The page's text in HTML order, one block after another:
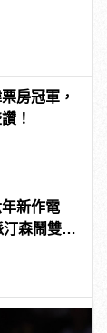
房冠軍，
！
年新作電
汀森鬧雙